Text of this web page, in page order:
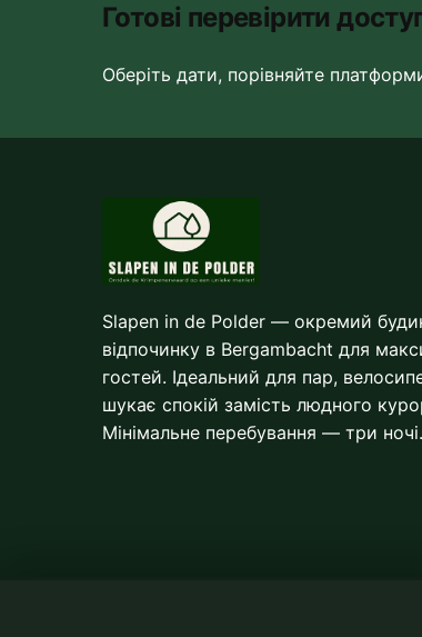
Готові перевірити
Оберіть дати, порівняйте
Slapen in de Polder — окремий
відпочинку в Bergambacht для
гостей. Ідеальний для пар,
шукає спокій замість людного
Мінімальне перебування — три ночі.